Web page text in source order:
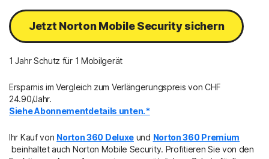
Jetzt Norton Mobile Security sichern
1 Jahr Schutz für 1 Mobilgerät
Ersparnis im Vergleich zum Verlängerungspreis von CHF
24.90/Jahr.
Siehe Abonnementdetails unten.*
Ihr Kauf von Norton 360 Deluxe und Norton 360 Premium
beinhaltet auch Norton Mobile Security. Profitieren Sie von den